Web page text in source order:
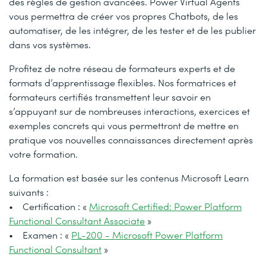
vous permettra de créer vos propres Chatbots, de les
automatiser, de les intégrer, de les tester et de les publier
dans vos systèmes.
Profitez de notre réseau de formateurs experts et de
formats d’apprentissage flexibles. Nos formatrices et
formateurs certifiés transmettent leur savoir en
s’appuyant sur de nombreuses interactions, exercices et
exemples concrets qui vous permettront de mettre en
pratique vos nouvelles connaissances directement après
votre formation.
La formation est basée sur les contenus Microsoft Learn
suivants :
• Certification : « Microsoft Certified: Power Platform
Functional Consultant Associate »
• Examen : « PL-200 - Microsoft Power Platform
Functional Consultant »